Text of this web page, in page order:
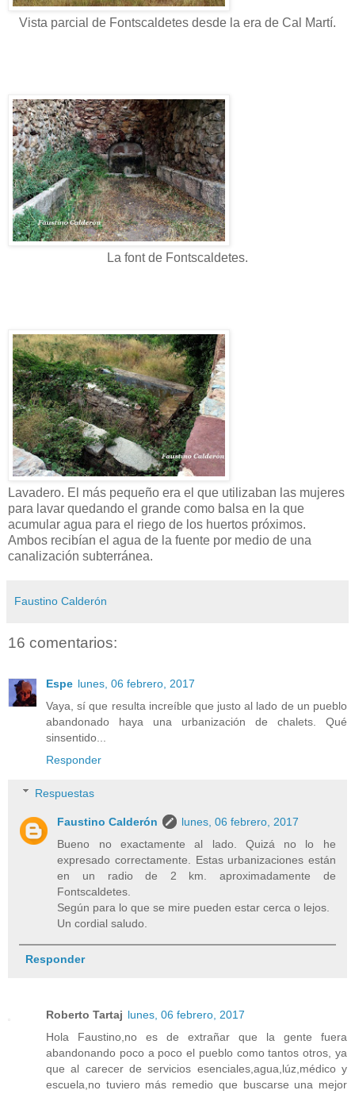
Vista parcial de Fontscaldetes desde la era de Cal Martí.
La font de Fontscaldetes.
Lavadero. El más pequeño era el que utilizaban las mujeres
para lavar quedando el grande como balsa en la que
acumular agua para el riego de los huertos próximos.
Ambos recibían el agua de la fuente por medio de una
canalización subterránea.
Faustino Calderón
16 comentarios:
Espe lunes, 06 febrero, 2017
Vaya, sí que resulta increíble que justo al lado de un pueblo
abandonado haya una urbanización de chalets. Qué
sinsentido...
Responder
Respuestas
Faustino Calderón
lunes, 06 febrero, 2017
Bueno no exactamente al lado. Quizá no lo he
expresado correctamente. Estas urbanizaciones están
en un radio de 2 km. aproximadamente de
Fontscaldetes.
Según para lo que se mire pueden estar cerca o lejos.
Un cordial saludo.
Responder
Roberto Tartaj lunes, 06 febrero, 2017
Hola Faustino,no es de extrañar que la gente fuera
abandonando poco a poco el pueblo como tantos otros, ya
que al carecer de servicios esenciales,agua,lúz,médico y
escuela,no tuviero más remedio que buscarse una mejor